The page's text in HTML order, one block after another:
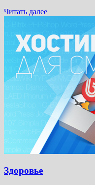
Читать далее
Здоровье